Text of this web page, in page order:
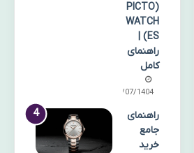
(PICTO
WATCH
ES) |
راهنمای
کامل
25/07/1404
راهنمای
جامع
خرید